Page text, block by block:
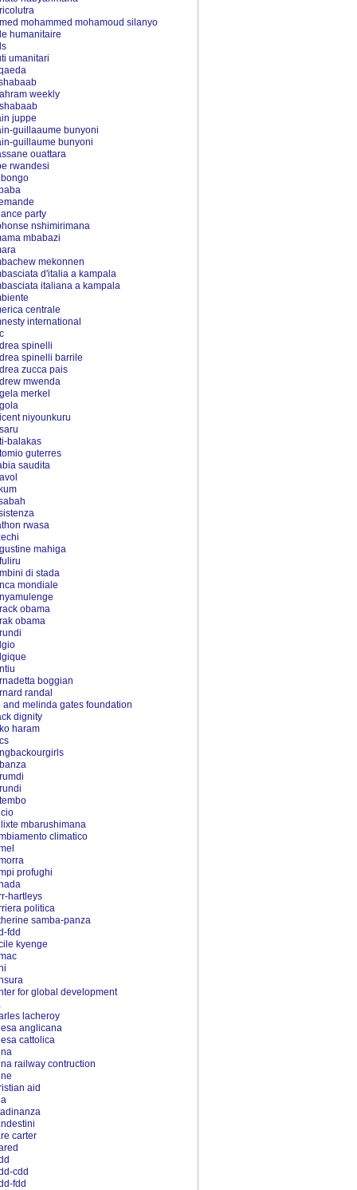
mohammed mohamoud silanyo
humanitaire
umanitari
weekly
juppe
guillaaume bunyoni
guillaume bunyoni
ouattara
rwandesi
party
nshimirimana
mbabazi
mekonnen
d'italia a kampala
italiana a kampala
centrale
international
spinelli
spinelli barrile
zucca pais
mwenda
merkel
niyounkuru
balakas
guterres
saudita
rwasa
mahiga
di stada
mondiale
obama
obama
boggian
randal
and melinda gates foundation
dignity
haram
mbarushimana
climatico
profughi
hartleys
politica
samba-panza
fdd
kyenge
for global development
lacheroy
anglicana
cattolica
railway contruction
aid
carter
cdd
fdd